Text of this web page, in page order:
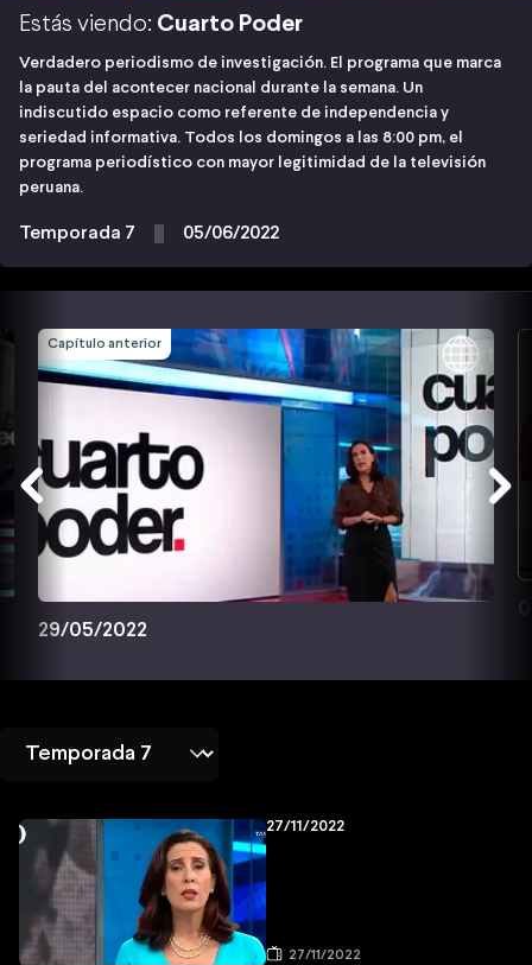
Estás viendo: Cuarto Poder
Verdadero periodismo de investigación. El programa que marca
la pauta del acontecer nacional durante la semana. Un
indiscutido espacio como referente de independencia y
seriedad informativa. Todos los domingos a las 8:00 pm, el
programa periodístico con mayor legitimidad de la televisión
peruana.
Temporada 7 05/06/2022
Capítulo anterior
29/05/2022
27/11/2022
27/11/2022